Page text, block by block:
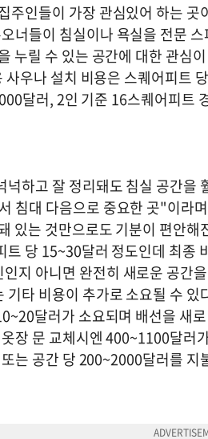
주인들이 가장 관심있어 하는
너들이 침실이나 욕실을 전문
누릴 수 있는 공간에 대한 관심
우나 설치 비용은 스퀘어피트
달러, 2인 기준 16스퀘어피트
넉하고 잘 정리돼도 침실 공간을
침대 다음으로 중요한 곳"이라
있는 것만으로도 기분이 편안
트 당 15~30달러 정도인데 최
지 아니면 완전히 새로운 공간
기타 비용이 추가로 소요될 수
달러가 소요되며 배선을 새
장 문 교체시엔 400~1100달러
는 공간 당 200~2000달러를 지